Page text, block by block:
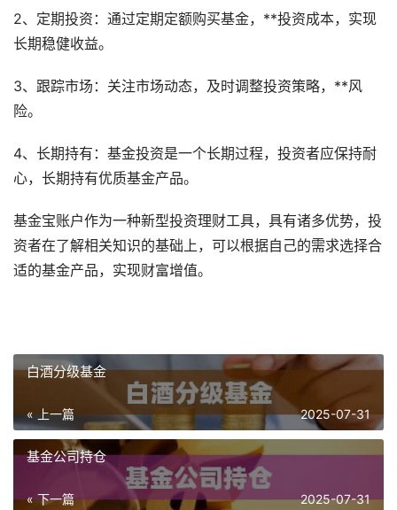
2、定期投资：通过定期定额购买基金，**投资成本，实现
长期稳健收益。
3、跟踪市场：关注市场动态，及时调整投资策略，**风
险。
4、长期持有：基金投资是一个长期过程，投资者应保持耐
心，长期持有优质基金产品。
基金宝账户作为一种新型投资理财工具，具有诸多优势，投
资者在了解相关知识的基础上，可以根据自己的需求选择合
适的基金产品，实现财富增值。
白酒分级基金
« 上一篇 2025-07-31
基金公司持仓
« 下一篇 2025-07-31